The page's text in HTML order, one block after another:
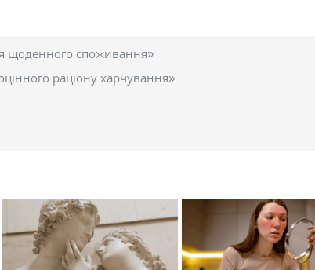
щоденного споживання»
раціону харчування»